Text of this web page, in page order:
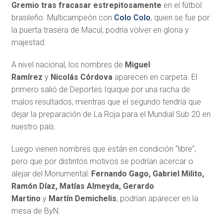
Gremio tras fracasar estrepitosamente en el fútbol
brasileño. Multicampeón con Colo Colo, quien se fue por
la puerta trasera de Macul, podría volver en gloria y
majestad.
A nivel nacional, los nombres de Miguel
Ramírez yNicolás Córdovaaparecen en carpeta. El
primero salió de Deportes Iquique por una racha de
malos resultados, mientras que el segundo tendría que
dejar la preparación de La Roja para el Mundial Sub 20 en
nuestro país.
Luego vienen nombres que están en condición “libre”,
pero que por distintos motivos se podrían acercar o
alejar del Monumental: Fernando Gago, Gabriel Milito,
Ramón Díaz, Matías Almeyda, Gerardo
Martino y Martín Demichelis, podrían aparecer en la
mesa de ByN.